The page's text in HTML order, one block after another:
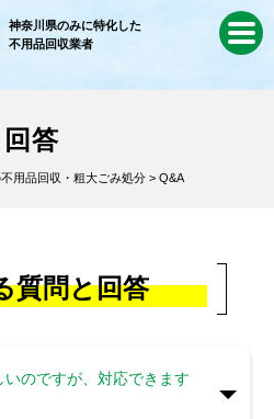
神奈川県のみに特化した
不用品回収業者
答
用品回収・粗大ごみ処分 > Q&A
質問と回答
のですが、対応できます